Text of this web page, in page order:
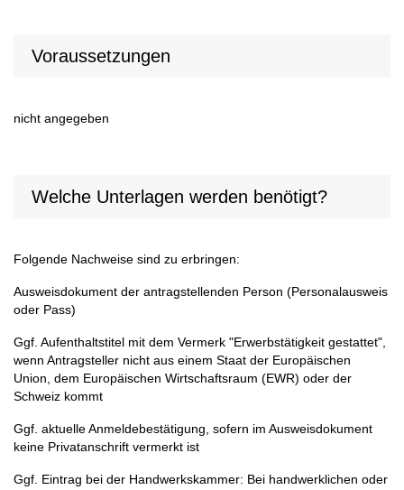
Voraussetzungen
nicht angegeben
Welche Unterlagen werden benötigt?
Folgende Nachweise sind zu erbringen:
Ausweisdokument der antragstellenden Person (Personalausweis
oder Pass)
Ggf. Aufenthaltstitel mit dem Vermerk "Erwerbstätigkeit gestattet",
wenn Antragsteller nicht aus einem Staat der Europäischen
Union, dem Europäischen Wirtschaftsraum (EWR) oder der
Schweiz kommt
Ggf. aktuelle Anmeldebestätigung, sofern im Ausweisdokument
keine Privatanschrift vermerkt ist
Ggf. Eintrag bei der Handwerkskammer: Bei handwerklichen oder